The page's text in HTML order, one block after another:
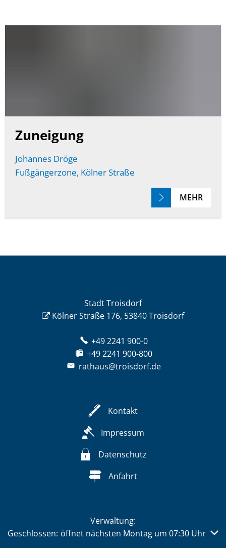
Zuneigung
Johannes Dröge
Fußgängerzone, Kölner Straße
MEHR
Stadt Troisdorf
Kölner Straße 176, 53840 Troisdorf
+49 2241 900-0
+49 2241 900-800
rathaus@troisdorf.de
Kontakt
Impressum
Datenschutz
Anfahrt
Verwaltung:
Klicken, um weitere Öffnungs- oder Schließzeiten
Geschlossen: öffnet nächsten Montag um 07:30 Uhr